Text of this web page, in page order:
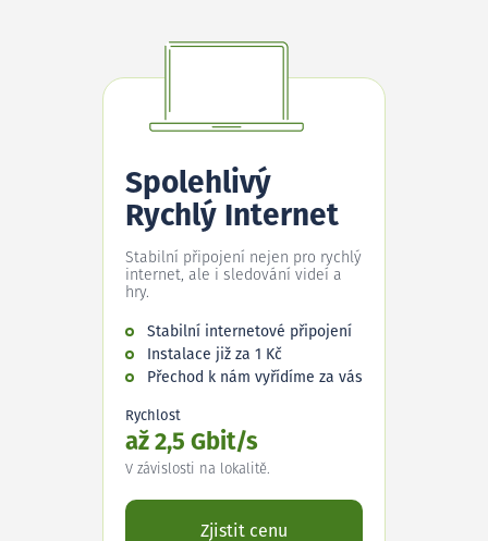
Spolehlivý
Rychlý Internet
Stabilní připojení nejen pro rychlý
internet, ale i sledování videí a
hry.
Stabilní internetové připojení
Instalace již za 1 Kč
Přechod k nám vyřídíme za vás
Rychlost
až 2,5 Gbit/s
V závislosti na lokalitě.
Zjistit cenu